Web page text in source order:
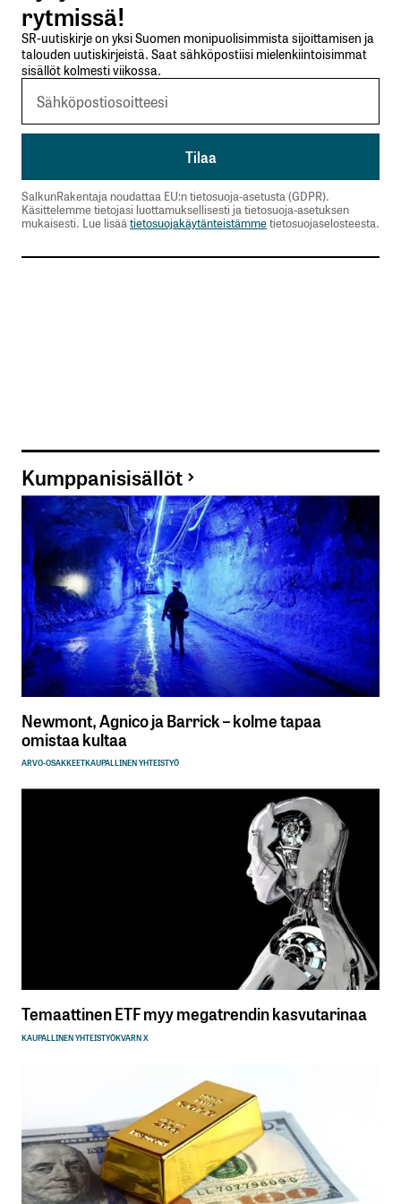
rytmissä!
SR-uutiskirje on yksi Suomen monipuolisimmista sijoittamisen ja
talouden uutiskirjeistä. Saat sähköpostiisi mielenkiintoisimmat
sisällöt kolmesti viikossa.
SalkunRakentaja noudattaa EU:n tietosuoja-asetusta (GDPR).
Käsittelemme tietojasi luottamuksellisesti ja tietosuoja-asetuksen
mukaisesti. Lue lisäätietosuojakäytänteistämmetietosuojaselosteesta.
Kumppanisisällöt
Newmont, Agnico ja Barrick – kolme tapaa
omistaa kultaa
ARVO-OSAKKEETKAUPALLINEN YHTEISTYÖ
Temaattinen ETF myy megatrendin kasvutarinaa
KAUPALLINEN YHTEISTYÖKVARN X